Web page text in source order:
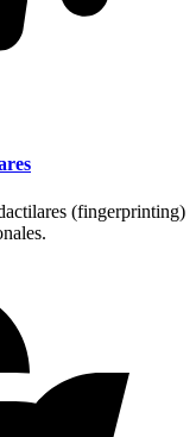
(fingerprinting)